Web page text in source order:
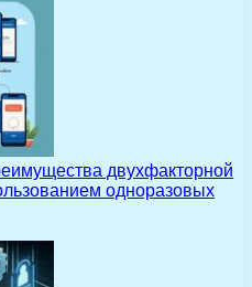
двухфакторной
одноразовых